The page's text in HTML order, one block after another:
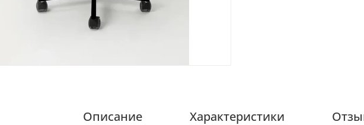
Описание Характеристики